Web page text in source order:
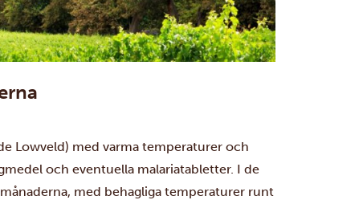
Lowveld) med varma temperaturer och
och eventuella malariatabletter. I de
med behagliga temperaturer runt